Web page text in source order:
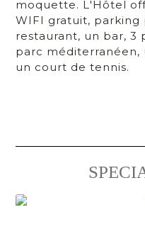
moquette. L'Hôtel
WIFI gratuit, parking
restaurant, un bar, 3
parc
un court de tennis.